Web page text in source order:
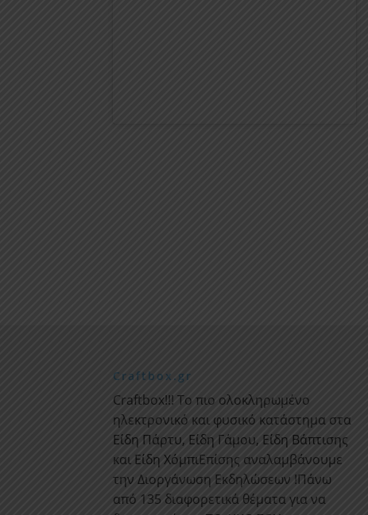
Craftbox.gr
Craftbox!!! Το πιο ολοκληρωμένο
ηλεκτρονικό και φυσικό κατάστημα στα
Είδη Πάρτυ, Είδη Γάμου, Είδη Βάπτισης
και Είδη ΧόμπιΕπίσης αναλαμβάνουμε
την Διοργάνωση Εκδηλώσεων !Πάνω
από 135 διαφορετικά θέματα για να